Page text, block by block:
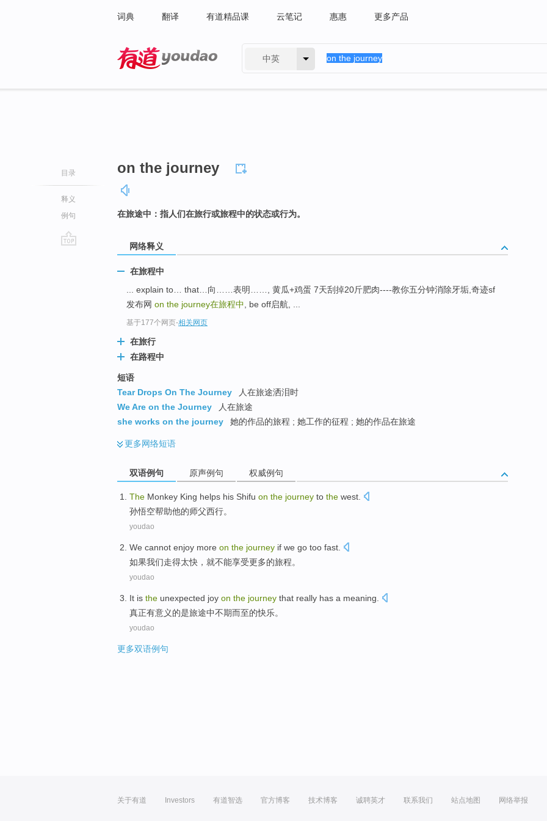
词典 翻译 有道精品课 云笔记 惠惠 更多产品
中英
目录
释义
例句
on the journey
在旅途中：指人们在旅行或旅程中的状态或行为。
网络释义
在旅程中
... explain to… that…向……表明……, 黄瓜+鸡蛋 7天刮掉20斤肥肉----教你五分钟消除牙垢,奇迹sf
发布网 on the journey在旅程中 , be off启航, ...
基于177个网页-相关网页
在旅行
在路程中
短语
Tear Drops On The Journey
人在旅途洒泪时
We Are on the Journey
人在旅途
she works on the journey
她的作品的旅程 ; 她工作的征程 ; 她的作品在旅途
更多网络短语
双语例句 原声例句 权威例句
The Monkey King helps his Shifu on the journey to the west.
孙悟空帮助他的师父西行。
youdao
We cannot enjoy more on the journey if we go too fast.
如果我们走得太快，就不能享受更多的旅程。
youdao
It is the unexpected joy on the journey that really has a meaning.
真正有意义的是旅途中不期而至的快乐。
youdao
更多双语例句
关于有道 Investors 有道智选 官方博客 技术博客 诚聘英才 联系我们 站点地图 网络举报